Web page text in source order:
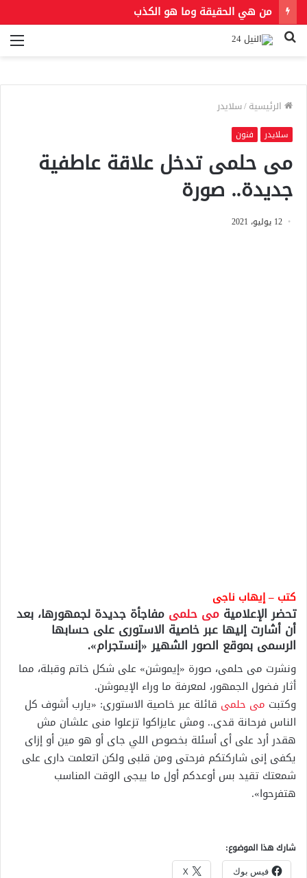
من هي الحقيقة وما هو الكذب
بحث
الرئيسية/سلايدر
سلايدر فنون
مى حلمى تدخل علاقة عاطفية
جديدة.. صورة
12 يوليو، 2021
كتب – إيهاب ناجى
تحضر الإعلامية مى حلمى مفاجأة جديدة لجمهورها، بعد
أن أشارت إليها عبر خاصية الاستورى على حسابها
الرسمى بموقع الصور الشهير «إنستجرام».
ونشرت مى حلمى، صورة «إيموشن» على شكل خاتم وقبلة، مما
أثار فضول الجمهور، لمعرفة ما وراء الإيموشن.
وكتبت مى حلمى قائلة عبر خاصية الاستورى: «يارب أشوف كل
الناس فرحانة قدى.. ومش عايزاكوا تزعلوا منى علشان مش
هقدر أرد على أى أسئلة بخصوص اللي جاى أو هو مين أو إزاى
يكفى إنى شاركتكم فرحتى ومن قلبى ولكن اتعلمت دارى على
شمعتك تقيد بس أوعدكم أول ما ييجى الوقت المناسب
هتفرحوا».
شارك هذا الموضوع:
فيس بوك X